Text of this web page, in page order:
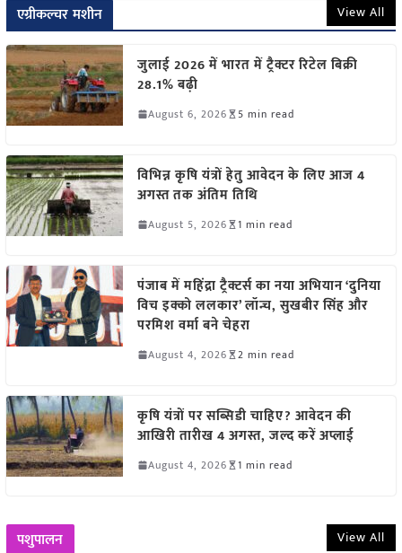
एग्रीकल्चर मशीन View All
जुलाई 2026 में भारत में ट्रैक्टर रिटेल बिक्री
28.1% बढ़ी
August 6, 2026 5 min read
विभिन्न कृषि यंत्रों हेतु आवेदन के लिए आज 4
अगस्त तक अंतिम तिथि
August 5, 2026 1 min read
पंजाब में महिंद्रा ट्रैक्टर्स का नया अभियान ‘दुनिया
विच इक्को ललकार’ लॉन्च, सुखबीर सिंह और
परमिश वर्मा बने चेहरा
August 4, 2026 2 min read
कृषि यंत्रों पर सब्सिडी चाहिए? आवेदन की
आखिरी तारीख 4 अगस्त, जल्द करें अप्लाई
August 4, 2026 1 min read
पशुपालन View All